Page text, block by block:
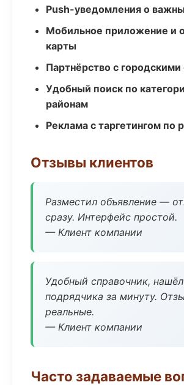
Push-уведомления о
Мобильное приложение и
карты
Партнёрство с
Удобный поиск по
районам
Реклама с таргетингом по
Отзывы клиентов
Разместил объявление —
сразу. Интерфейс простой.
— Клиент компании
Удобный справочник, нашёл
подрядчика за минуту.
реальные.
— Клиент компании
Часто задаваемые